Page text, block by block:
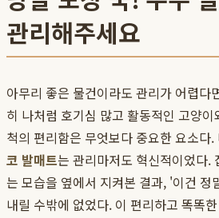
관리해주세요
아무리 좋은 물건이라도 관리가 어렵다
히 나처럼 호기심 많고 활동적인 고양
척의 편리함은 무엇보다 중요한 요소다.
코 발매트는 관리마저도 혁신적이었다.
는 모습을 옆에서 지켜본 결과, '이건 정
내릴 수밖에 없었다. 이 편리하고 똑똑